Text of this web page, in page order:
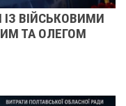
ОЛЕГОМ